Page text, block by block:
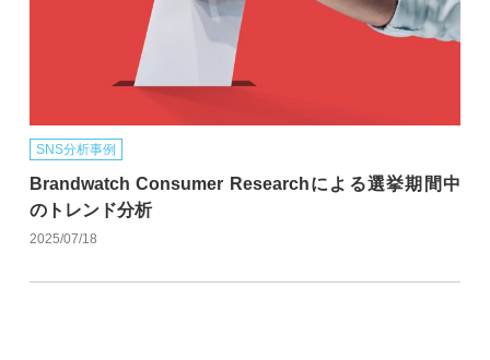
SNS分析事例
Brandwatch Consumer Researchによる選挙期間中
のトレンド分析
2025/07/18